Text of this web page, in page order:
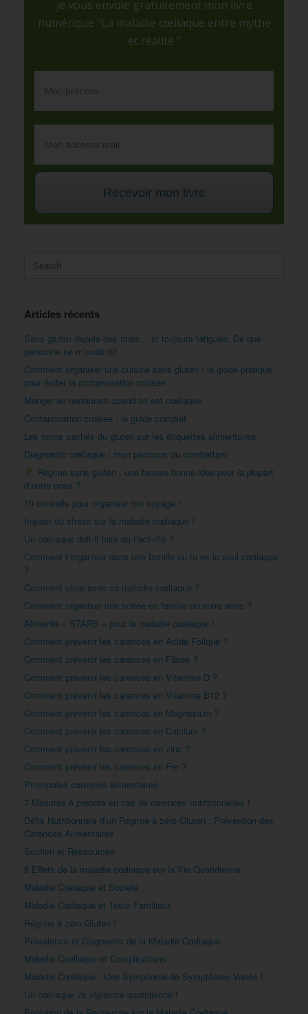
je vous envoie gratuitement mon livre
numérique "La maladie cœliaque entre mythe
et réalité "
Recevoir mon livre
for:
Articles récents
Sans gluten depuis des mois… et toujours fatiguée. Ce que
personne ne m’avait dit.
Comment organiser une cuisine sans gluten : le guide pratique
pour éviter la contamination croisée
Manger au restaurant quand on est cœliaque
Contamination croisée : le guide complet
Les noms cachés du gluten sur les étiquettes alimentaires
Diagnostic cœliaque : mon parcours du combattant
Régime sans gluten : une fausse bonne idée pour la plupart
d’entre nous ?
10 conseils pour organiser ton voyage !
Impact du stress sur la maladie cœliaque !
Un cœliaque doit-il faire de l’activité ?
Comment t’organiser dans une famille ou tu es le seul cœliaque
?
Comment vivre avec sa maladie cœliaque ?
Comment organiser une soirée en famille ou entre amis ?
Aliments « STARS » pour la maladie cœliaque !
Comment prévenir les carences en Acide Folique ?
Comment prévenir les carences en Fibres ?
Comment prévenir les carences en Vitamine D ?
Comment prévenir les carences en Vitamine B12 ?
Comment prévenir les carences en Magnésium ?
Comment prévenir les carences en Calcium ?
Comment prévenir les carences en zinc ?
Comment prévenir les carences en Fer ?
Principales carences alimentaires
7 Mesures à prendre en cas de carences nutritionnelles !
Défis Nutritionnels d’un Régime à zéro Gluten : Prévention des
Carences Alimentaires
Soutien et Ressources
8 Effets de la maladie cœliaque sur la Vie Quotidienne
Maladie Cœliaque et Société
Maladie Cœliaque et Tests Familiaux
Régime à zéro Gluten !
Prévalence et Diagnostic de la Maladie Cœliaque
Maladie Coeliaque et Complications
Maladie Cœliaque : Une Symphonie de Symptômes Variés !
Un cœliaque vs vigilance quotidienne !